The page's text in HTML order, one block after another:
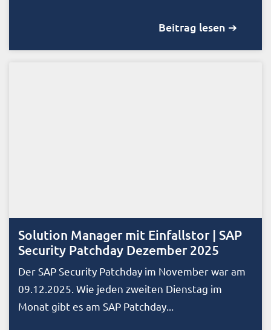
Beitrag lesen ➔
Solution Manager mit Einfallstor | SAP
Security Patchday Dezember 2025
Der SAP Security Patchday im November war am
09.12.2025. Wie jeden zweiten Dienstag im
Monat gibt es am SAP Patchday...